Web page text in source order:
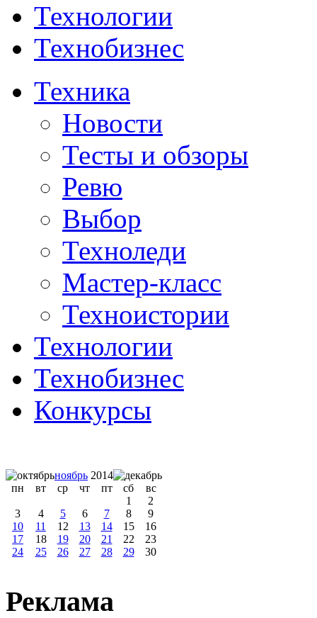
Технологии
Технобизнес
Техника
Новости
Тесты и обзоры
Ревю
Выбор
Техноледи
Мастер-класс
Техноистории
Технологии
Технобизнес
Конкурсы
ноябрь 2014
пн
вт ср чт пт сб
вс
1
2
3
4 5 6 7 8
9
10
11 12 13 14 15
16
17
18 19 20 21 22
23
24
25 26 27 28 29 30
Реклама